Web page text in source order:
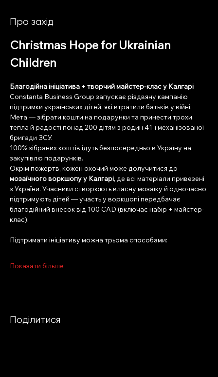
Про захід
Christmas Hope for Ukrainian
Children
Благодійна ініціатива + творчий майстер-клас у Калгарі
Constanta Business Group запускає різдвяну кампанію
підтримки українських дітей, які втратили батьків у війні.
Мета — зібрати кошти на подарунки та принести трохи
тепла й радості понад 200 дітям з родин 41-ї механізованої
бригади ЗСУ.
100% зібраних коштів ідуть безпосередньо в Україну на
закупівлю подарунків.
Окрім пожертв, кожен охочий може долучитися до
мозаїчного воркшопу у Калгарі, де всі матеріали привезені
з України. Учасники створюють власну мозаїку й одночасно
підтримують дітей — участь у воркшопі передбачає
благодійний внесок від 100 CAD (включає набір + майстер-
клас).
Підтримати ініціативу можна трьома способами:
Показати більше
Поділитися